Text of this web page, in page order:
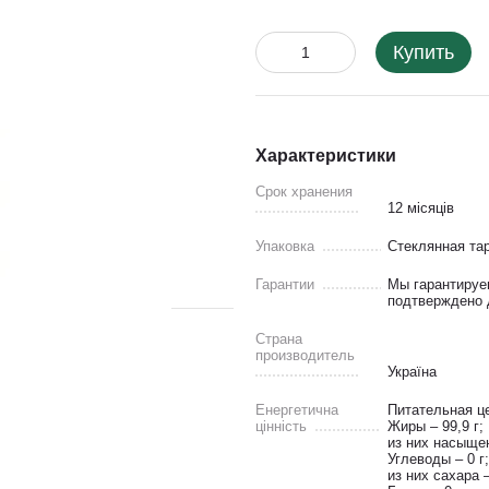
Купить
Характеристики
Срок хранения
12 місяців
Упаковка Стеклянная
Гарантии
Мы
подтверждено
Страна
производитель
Україна
Енергетична
цінність
Питательная
Жиры – 99,9 г;
из них
Углеводы – 0 г;
из них сахара